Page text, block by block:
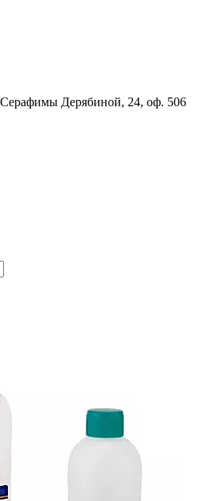
Серафимы Дерябиной, 24, оф. 506